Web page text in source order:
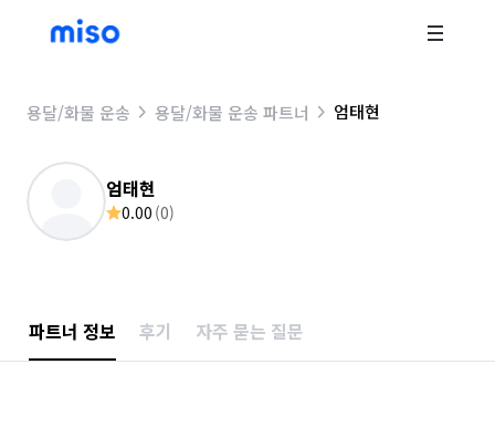
용달/화물 운송 용달/화물 운송 파트너 엄태현
엄태현
0.00 (0)
파트너 정보 후기 자주 묻는 질문